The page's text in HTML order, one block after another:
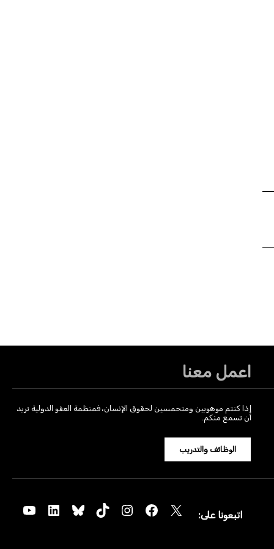
اعمل معنا
إذا كنتم موهوبين ومتحمسين لحقوق الإنسان، فمنظمة العفو الدولية تريد
أن تسمع منكم.
الوظائف والتدريب
اتبعونا على: X
Facebook
Instagram
TikTok
Bluesky
LinkedIn
YouTube